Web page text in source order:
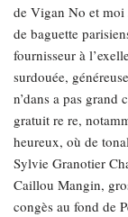
de Vigan No et moi
de baguette
fournisseur à
surdouée,
n’dans a pas grand
gratuit re re,
heureux, où de
Sylvie Granotier
Caillou Mangin,
congès au fond de